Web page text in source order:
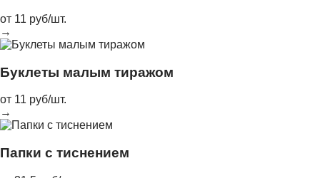
от 11 руб/шт.
→
Буклеты малым тиражом
от 11 руб/шт.
→
Папки с тиснением